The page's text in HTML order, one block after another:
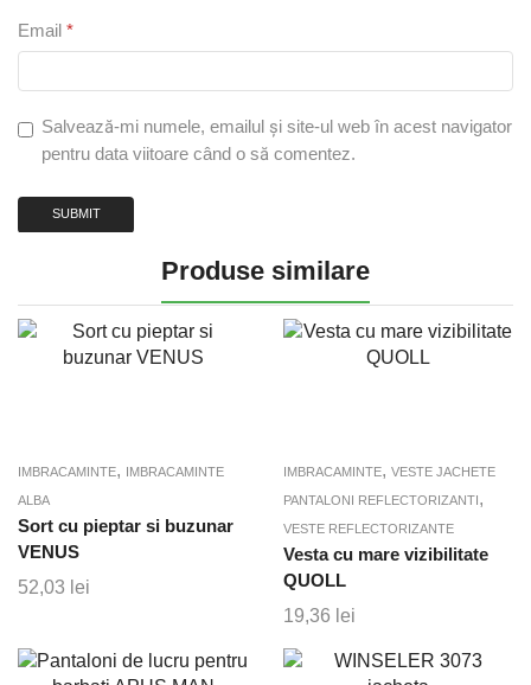
Email *
Salvează-mi numele, emailul și site-ul web în acest navigator
pentru data viitoare când o să comentez.
Produse similare
IMBRACAMINTE, IMBRACAMINTE
ALBA
Sort cu pieptar si buzunar
VENUS
52,03 lei
IMBRACAMINTE, VESTE JACHETE
PANTALONI REFLECTORIZANTI,
VESTE REFLECTORIZANTE
Vesta cu mare vizibilitate
QUOLL
19,36 lei